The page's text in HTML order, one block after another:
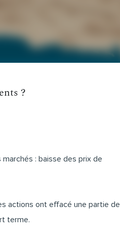
?
marchés : baisse des prix de
actions ont effacé une partie de
terme.